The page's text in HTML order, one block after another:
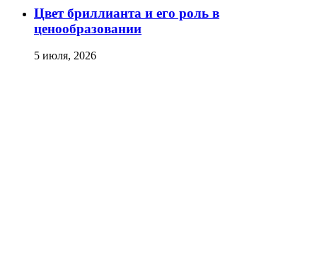
Цвет бриллианта и его роль в
ценообразовании
5 июля, 2026